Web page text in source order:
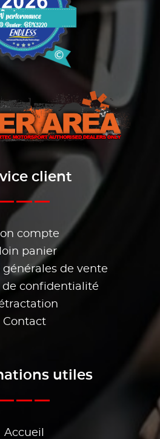
client
compte
panier
de vente
de confidentialité
Contact
utiles
Accueil